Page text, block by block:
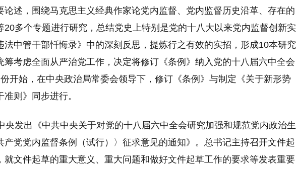
论述，围绕马克思主义经典作家论党内监督、党内监督历史沿革、存在的
20多个专题进行研究，总结党史上特别是党的十八大以来党内监督创新实
法中管干部忏悔录》中的深刻反思，提炼行之有效的实招，形成10本研究
筹考虑全面从严治党工作，决定将修订《条例》纳入党的十八届六中全会
开始，在中央政治局常委会领导下，修订《条例》与制定《关于新形势
则》同步进行。
央发出《中共中央关于对党的十八届六中全会研究加强和规范党内政治生
产党党内监督条例（试行）〉征求意见的通知》。总书记主持召开文件起
就文件起草的重大意义、重大问题和做好文件起草工作的要求等发表重要